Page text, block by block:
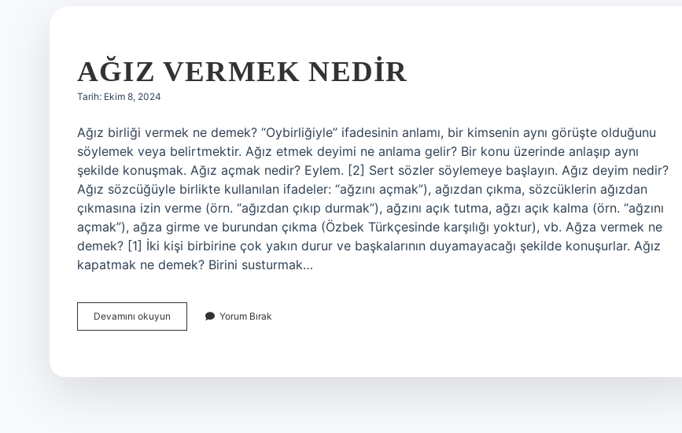
AĞIZ VERMEK NEDIR
Tarih: Ekim 8, 2024
Ağız birliği vermek ne demek? “Oybirliğiyle” ifadesinin anlamı, bir kimsenin aynı görüşte olduğunu
söylemek veya belirtmektir. Ağız etmek deyimi ne anlama gelir? Bir konu üzerinde anlaşıp aynı
şekilde konuşmak. Ağız açmak nedir? Eylem. [2] Sert sözler söylemeye başlayın. Ağız deyim nedir?
Ağız sözcüğüyle birlikte kullanılan ifadeler: “ağzını açmak”), ağızdan çıkma, sözcüklerin ağızdan
çıkmasına izin verme (örn. “ağızdan çıkıp durmak”), ağzını açık tutma, ağzı açık kalma (örn. “ağzını
açmak”), ağza girme ve burundan çıkma (Özbek Türkçesinde karşılığı yoktur), vb. Ağza vermek ne
demek? [1] İki kişi birbirine çok yakın durur ve başkalarının duyamayacağı şekilde konuşurlar. Ağız
kapatmak ne demek? Birini susturmak…
Devamını okuyun
Vermek
Yorum Bırak